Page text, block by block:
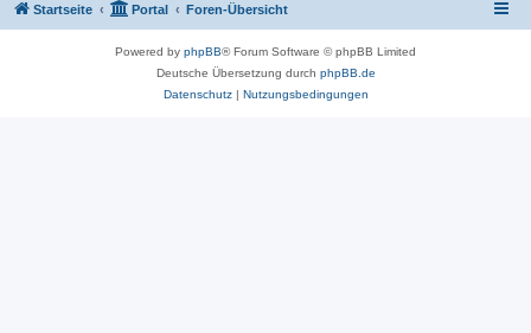
Startseite Portal Foren-Übersicht
Powered by phpBB® Forum Software © phpBB Limited
Deutsche Übersetzung durch phpBB.de
Datenschutz| Nutzungsbedingungen